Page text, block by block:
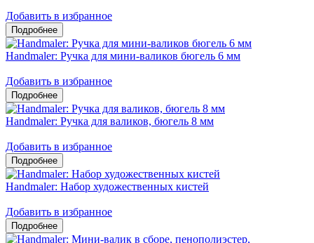
Добавить в избранное
Handmaler: Ручка для мини-валиков бюгель 6 мм
Добавить в избранное
Handmaler: Ручка для валиков, бюгель 8 мм
Добавить в избранное
Handmaler: Набор художественных кистей
Добавить в избранное